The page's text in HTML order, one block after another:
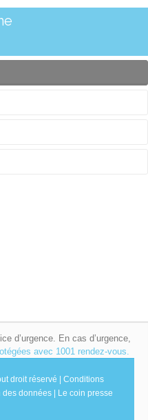
d’urgence. En cas d’urgence,
avec 1001 rendez-vous.
droit réservé | Conditions
des données | Le coin presse